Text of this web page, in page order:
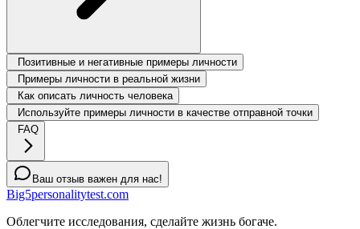
Позитивные и негативные примеры личности
Примеры личности в реальной жизни
Как описать личность человека
Используйте примеры личности в качестве отправной точки
FAQ
Ваш отзыв важен для нас!
Big5personalitytest.com
Облегчите исследования, сделайте жизнь богаче.